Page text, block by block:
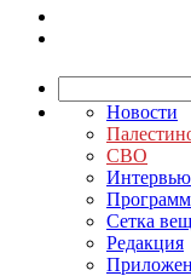
Новости
СВО
Интервью
Сетка
Редакция